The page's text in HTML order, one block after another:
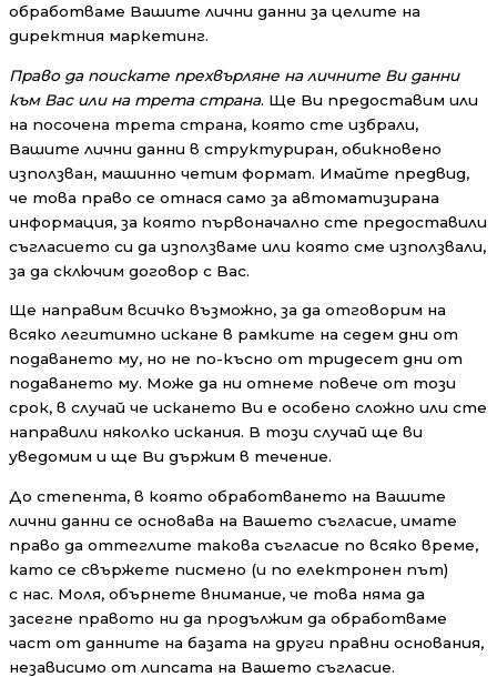
обработваме Вашите лични данни за целите на
директния маркетинг.
Право да поискате прехвърляне на личните Ви данни
към Вас или на трета страна. Ще Ви предоставим или
на посочена трета страна, която сте избрали,
Вашите лични данни в структуриран, обикновено
използван, машинно четим формат. Имайте предвид,
че това право се отнася само за автоматизирана
информация, за която първоначално сте предоставили
съгласието си да използваме или която сме използвали,
за да сключим договор с Вас.
Ще направим всичко възможно, за да отговорим на
всяко легитимнo исканe в рамките на седем дни от
подаването му, но не по-късно от тридесет дни от
подаването му. Може да ни отнеме повече от този
срок, в случай че искането Ви е особено сложно или сте
направили няколко искания. В този случай ще ви
уведомим и ще Ви държим в течение.
До степента, в която обработването на Вашите
лични данни се основава на Вашето съгласие, имате
право да оттеглите такова съгласие по всяко време,
като се свържете писмено (и по електронен път)
с нас. Моля, обърнете внимание, че това няма да
засегне правото ни да продължим да обработваме
част от данните на базата на други правни основания,
независимо от липсата на Вашето съгласие.